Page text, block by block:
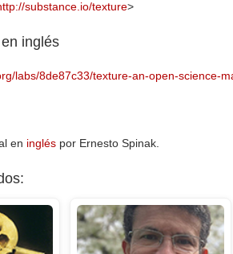
substance.io/texture>
inglés
labs/8de87c33/texture-an-open-science-
en inglés por Ernesto Spinak.